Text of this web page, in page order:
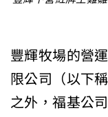
豐輝牧場的營
限公司（以下
之外，福基公